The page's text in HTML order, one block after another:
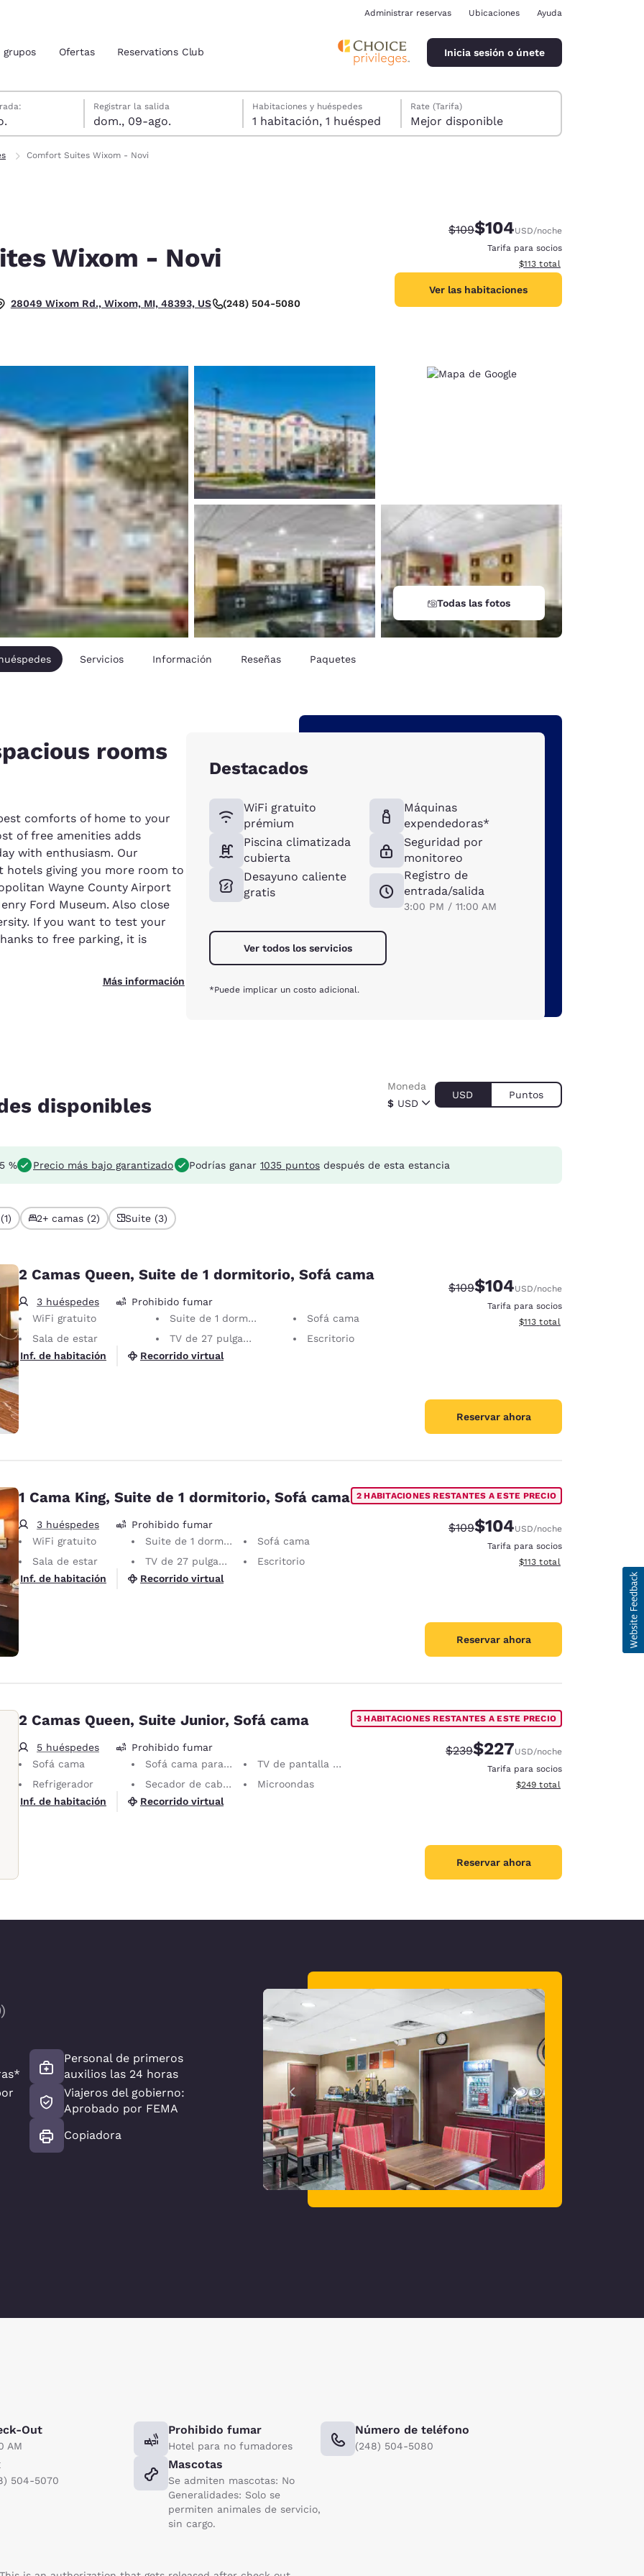
actuales
France
Français
France
English
Italia
Italiano
Italy
English
India
English
New Zealand
English
Administrar reservas Ubicaciones Ayuda
grupos Ofertas Reservations Club Inicia sesión o únete
Registrar la salida
dom., 09-ago.
fecha de check-out seleccionada
fecha de check-in seleccionada
Habitaciones y huéspedes
1 habitación, 1 huésped
Rate (Tarifa)
Mejor disponible
Comfort Suites Wixom - Novi
Wixom - Novi
28049 Wixom Rd., Wixom, MI, 48393, US (248) 504-5080
Precio tachado:
$109Precio con descuento:
$104USD/noche
Tarifa para socios
Ver detalles del total
$113 total
Ver las habitaciones
Todas las fotos
Servicios Información Reseñas Paquetes
rooms
comforts of home to your
of free amenities adds
with enthusiasm. Our
hotels giving you more room to
Wayne County Airport
Ford Museum. Also close
If you want to test your
to free parking, it is
Más información
Destacados
WiFi gratuito
prémium
Piscina climatizada
cubierta
Desayuno caliente
gratis
Máquinas
expendedoras*
Seguridad por
monitoreo
Registro de
entrada/salida
3:00 PM / 11:00 AM
Ver todos los servicios
*Puede implicar un costo adicional.
disponibles $ USD
Moneda
USD Puntos
% Precio más bajo garantizado Podrías ganar 1035 puntos después de esta estancia
2+ camas (2) Suite (3)
2 Camas Queen, Suite de 1 dormitorio, Sofá cama
3 huéspedes
Prohibido fumar
WiFi gratuito
Suite de 1 dormitorio
Sofá cama
Sala de estar
TV de 27 pulgadas
Escritorio
Inf. de habitación
Recorrido virtual
Precio tachado:
$109Precio con descuento:
$104USD/noche
Tarifa para socios
Ver detalles del total
$113 total
Reservar ahora
1 Cama King, Suite de 1 dormitorio, Sofá cama
3 huéspedes
Prohibido fumar
WiFi gratuito
Suite de 1 dormitorio
Sofá cama
Sala de estar
TV de 27 pulgadas
Escritorio
Inf. de habitación
Recorrido virtual
2 HABITACIONES RESTANTES A ESTE PRECIO
Precio tachado:
$109Precio con descuento:
$104USD/noche
Tarifa para socios
Ver detalles del total
$113 total
Reservar ahora
2 Camas Queen, Suite Junior, Sofá cama
5 huéspedes
Prohibido fumar
Sofá cama
Sofá cama para 1 persona
TV de pantalla plana
Refrigerador
Secador de cabello
Microondas
Inf. de habitación
Recorrido virtual
3 HABITACIONES RESTANTES A ESTE PRECIO
Precio tachado:
$239Precio con descuento:
$227USD/noche
Tarifa para socios
Ver detalles del total
$249 total
Reservar ahora
)
Personal de primeros
auxilios las 24 horas
Viajeros del gobierno:
Aprobado por FEMA
Copiadora
Out
AM
Prohibido fumar
Hotel para no fumadores
Número de teléfono
(248) 504-5080
504-5070
Mascotas
Se admiten mascotas: No
Generalidades: Solo se
permiten animales de servicio,
sin cargo.